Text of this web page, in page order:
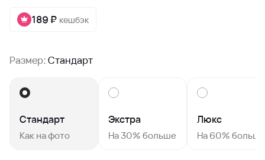
189 ₽ кешбэк
Размер:Стандарт
Стандарт
Как на фото
Экстра
На 30% больше
Люкс
На 60% больше